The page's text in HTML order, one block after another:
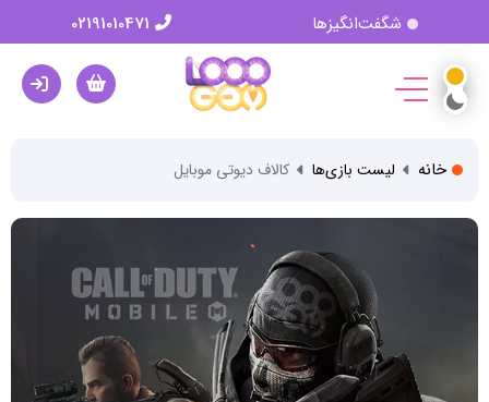
شگفت‌انگیزها
خانه لیست بازی‌ها کالاف دیوتی موبایل